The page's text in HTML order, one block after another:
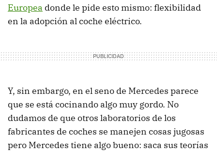
Europea donde le pide esto mismo: flexibilidad
en la adopción al coche eléctrico.
Y, sin embargo, en el seno de Mercedes parece
que se está cocinando algo muy gordo. No
dudamos de que otros laboratorios de los
fabricantes de coches se manejen cosas jugosas
pero Mercedes tiene algo bueno: saca sus teorías